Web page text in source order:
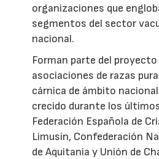
organizaciones que
segmentos del sector
nacional.
Forman parte del
asociaciones de razas
cárnica de ámbito
crecido durante los
Federación Española de
Limusín, Confederación
de Aquitania y Unión de